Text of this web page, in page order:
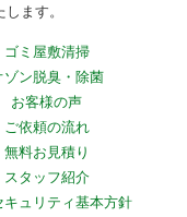
ます。
ゴミ屋敷清掃
ゾン脱臭・除菌
お客様の声
ご依頼の流れ
無料お見積り
スタッフ紹介
キュリティ基本方針